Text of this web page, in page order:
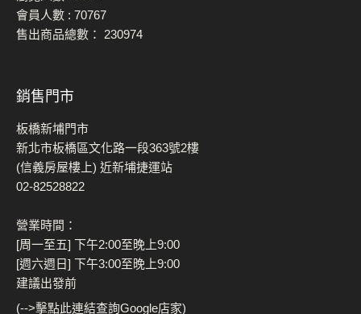
會員人數 : 70767
售出商品總數： 230974
銷售門市
板橋新埔門市
新北市板橋區文化路一段363號2樓
(信義房屋樓上) 近新埔捷運站
02-82528822
營業時間：
[周一至五] 下午2:00至晚上9:00
[週六週日] 下午3:00至晚上9:00
建議出發前
(-->擊點此連結查詢Google店家)